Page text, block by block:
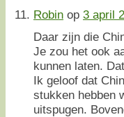
Robin op 3 april
Daar zijn die
Je zou het ook
kunnen laten.
Ik geloof dat
stukken hebben
uitspugen.